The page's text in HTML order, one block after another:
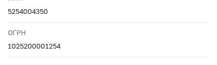
5254004350
ОГРН
1025200001254